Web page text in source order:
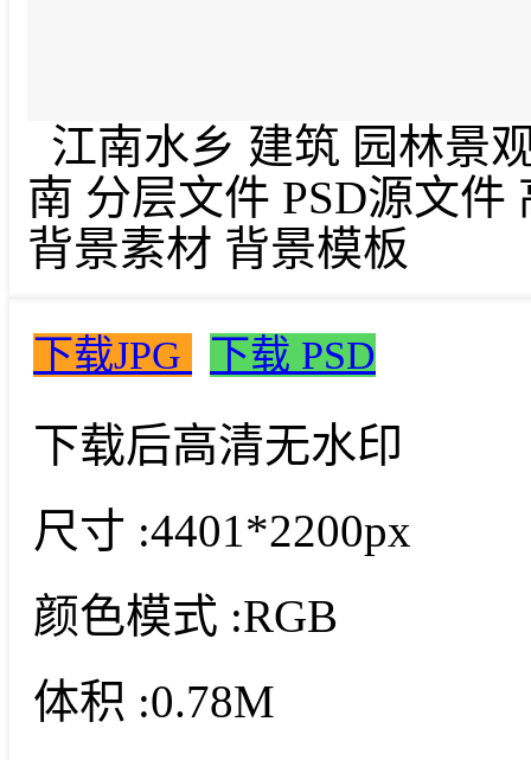
江南水乡 建筑 园林景
南 分层文件 PSD源文件
背景素材 背景模板
下载JPG 下载 PSD
下载后高清无水印
尺寸 :4401*2200px
颜色模式 :RGB
体积 :0.78M